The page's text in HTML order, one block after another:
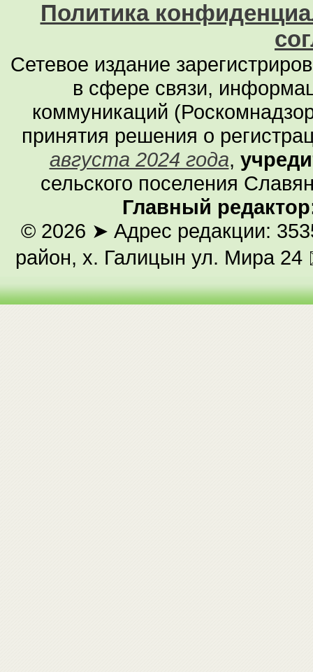
Политика
Сетевое издание
в сфере связи,
коммуникаций
принятия решения о
августа 2024 года,
сельского поселения
Главный
© 2026 ➤ Адрес редакции:
район, х. Галицын ул. Мира